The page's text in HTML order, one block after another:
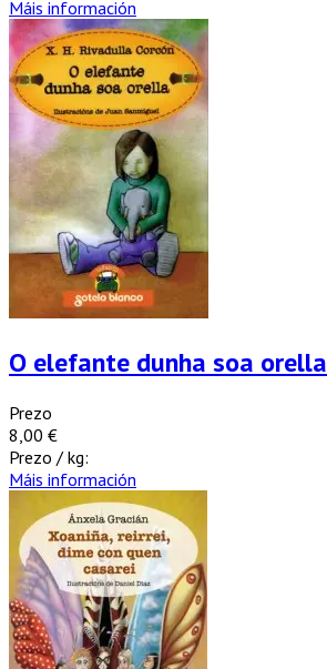
Máis información
O elefante dunha soa orella
Prezo
8,00 €
Prezo / kg:
Máis información